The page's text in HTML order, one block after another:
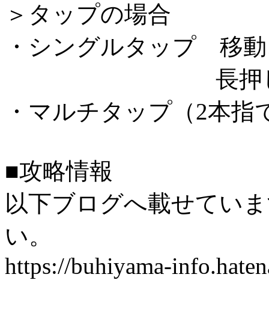
＞タップの場合
・シングルタップ 移
長押しで
・マルチタップ（2本
■攻略情報
以下ブログへ載せてい
い。
https://buhiyama-